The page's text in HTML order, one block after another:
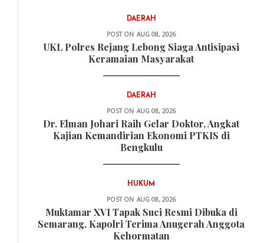
DAERAH
POST ON AUG 08, 2026
UKL Polres Rejang Lebong Siaga Antisipasi
Keramaian Masyarakat
DAERAH
POST ON AUG 08, 2026
Dr. Elman Johari Raih Gelar Doktor, Angkat
Kajian Kemandirian Ekonomi PTKIS di
Bengkulu
HUKUM
POST ON AUG 08, 2026
Muktamar XVI Tapak Suci Resmi Dibuka di
Semarang, Kapolri Terima Anugerah Anggota
Kehormatan